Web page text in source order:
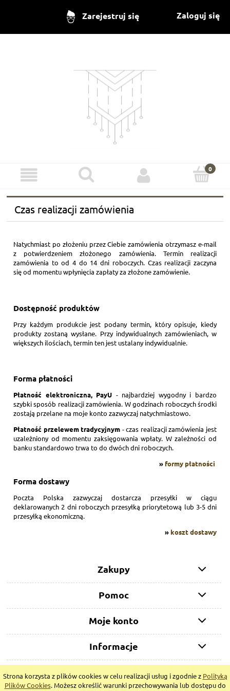
Strona korzysta z plików cookies w celu realizacji usług i zgodnie z Polityką
Plików Cookies. Możesz określić warunki przechowywania lub dostępu do
Zarejestruj się Zaloguj się
Czas realizacji zamówienia
Natychmiast po złożeniu przez Ciebie zamówienia otrzymasz e-mail
z potwierdzeniem złożonego zamówienia. Termin realizacji
zamówienia to od 4 do 14 dni roboczych. Czas realizacji zaczyna
się od momentu wpłynięcia zapłaty za złożone zamówienie.
Dostępność produktów
Przy każdym produkcie jest podany termin, który opisuje, kiedy
produkty zostaną wysłane. Przy indywidualnych zamówieniach, w
większych ilościach, termin ten jest ustalany indywidualnie.
Forma płatności
Płatność elektroniczna, PayU - najbardziej wygodny i bardzo
szybki sposób realizacji zamówienia. W godzinach roboczych środki
zostają przelane na moje konto zazwyczaj natychmiastowo.
Płatność przelewem tradycyjnym - czas realizacji zamówienia jest
uzależniony od momentu zaksięgowania wpłaty. W zależności od
banku standardowo trwa to do dwóch dni roboczych.
» formy płatności
Forma dostawy
Poczta Polska zazwyczaj dostarcza przesyłki w ciągu
deklarowanych 2 dni roboczych przesyłką priorytetową lub 3-5 dni
przesyłką ekonomiczną.
» koszt dostawy
Zakupy
Pomoc
Moje konto
Informacje
pokaż pełną wersję strony